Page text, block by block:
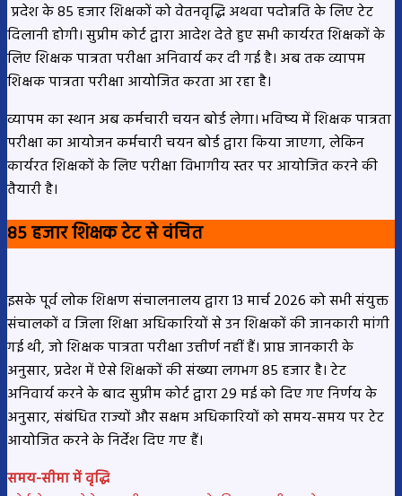
प्रदेश के 85 हजार शिक्षकों को वेतनवृद्धि अथवा पदोन्नति के लिए टेट
दिलानी होगी। सुप्रीम कोर्ट द्वारा आदेश देते हुए सभी कार्यरत शिक्षकों के
लिए शिक्षक पात्रता परीक्षा अनिवार्य कर दी गई है। अब तक व्यापम
शिक्षक पात्रता परीक्षा आयोजित करता आ रहा है।
व्यापम का स्थान अब कर्मचारी चयन बोर्ड लेगा। भविष्य में शिक्षक पात्रता
परीक्षा का आयोजन कर्मचारी चयन बोर्ड द्वारा किया जाएगा, लेकिन
कार्यरत शिक्षकों के लिए परीक्षा विभागीय स्तर पर आयोजित करने की
तैयारी है।
85 हजार शिक्षक टेट से वंचित
इसके पूर्व लोक शिक्षण संचालनालय द्वारा 13 मार्च 2026 को सभी संयुक्त
संचालकों व जिला शिक्षा अधिकारियों से उन शिक्षकों की जानकारी मांगी
गई थी, जो शिक्षक पात्रता परीक्षा उत्तीर्ण नहीं हैं। प्राप्त जानकारी के
अनुसार, प्रदेश में ऐसे शिक्षकों की संख्या लगभग 85 हजार है। टेट
अनिवार्य करने के बाद सुप्रीम कोर्ट द्वारा 29 मई को दिए गए निर्णय के
अनुसार, संबंधित राज्यों और सक्षम अधिकारियों को समय-समय पर टेट
आयोजित करने के निर्देश दिए गए हैं।
समय-सीमा में वृद्धि